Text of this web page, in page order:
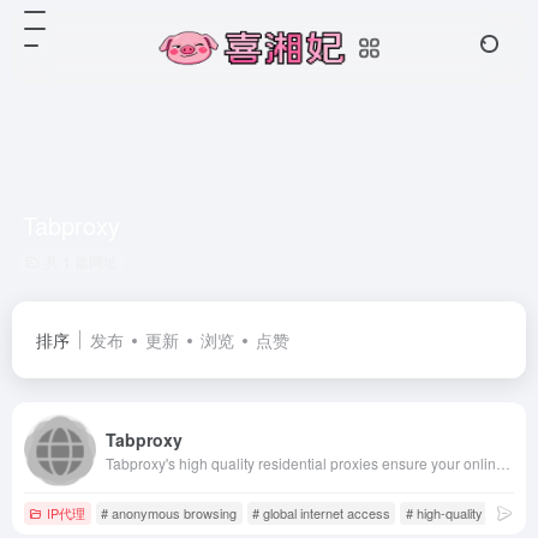
排序 发布 更新 浏览 点赞
Tabproxy
IP代理 # anonymous browsing # global internet access # high-quality proxy